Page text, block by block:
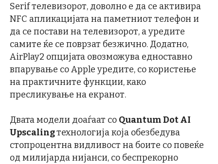
Serif телевизорот, доволно е да се активира
NFC апликацијата на паметниот телефон и
да се постави на телевизорот, а уредите
самите ќе се поврзат безжично. Додатно,
AirPlay2 опцијата овозможува едноставно
впарување со Apple уредите, со користење
на практичните функции, како
пресликување на екранот.
Двата модели доаѓаат со Quantum Dot AI
Upscalingтехнологија која обезбедува
стопроцентна видливост на боите со повеќе
од милијарда нијанси, со беспрекорно